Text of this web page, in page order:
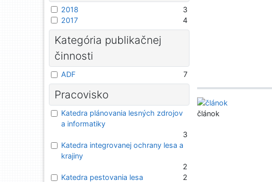
článok
2018
3
2017
4
Kategória publikačnej
činnosti
ADF 7
Pracovisko
Katedra plánovania lesných zdrojov
a informatiky
3
Katedra integrovanej ochrany lesa a
krajiny
2
Katedra pestovania lesa
2